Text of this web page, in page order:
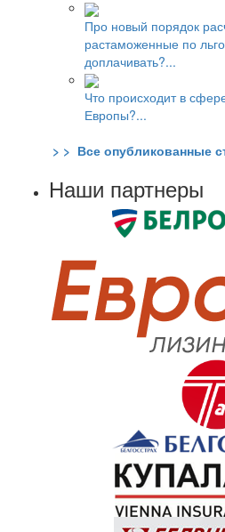
Про новый порядок
растаможенные по
доплачивать?...
Что происходит в
Европы?...
> > Все опубликованные
Наши партнеры